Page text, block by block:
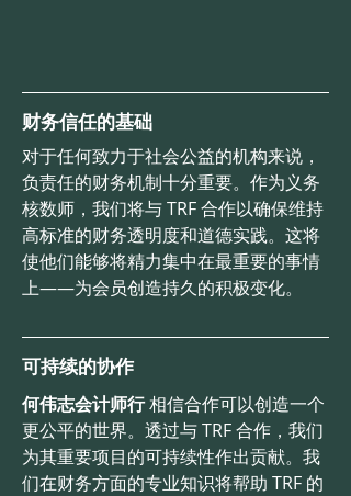
财务信任的基础
对于任何致力于社会公益的机构来说，
负责任的财务机制十分重要。作为义务
核数师，我们将与 TRF 合作以确保维持
高标准的财务透明度和道德实践。这将
使他们能够将精力集中在最重要的事情
上——为会员创造持久的积极变化。
可持续的协作
何伟志会计师行相信合作可以创造一个
更公平的世界。透过与 TRF 合作，我们
为其重要项目的可持续性作出贡献。我
们在财务方面的专业知识将帮助 TRF 的